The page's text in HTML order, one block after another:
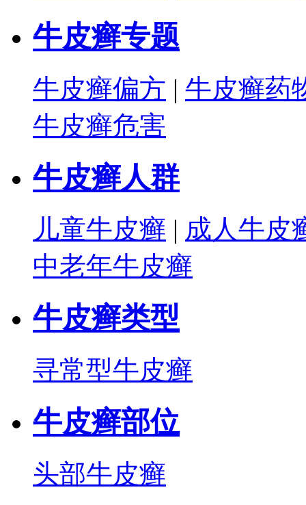
牛皮癣专题
牛皮癣偏方 | 牛皮癣药
牛皮癣危害
牛皮癣人群
儿童牛皮癣 | 成人牛皮
中老年牛皮癣
牛皮癣类型
寻常型牛皮癣
牛皮癣部位
头部牛皮癣